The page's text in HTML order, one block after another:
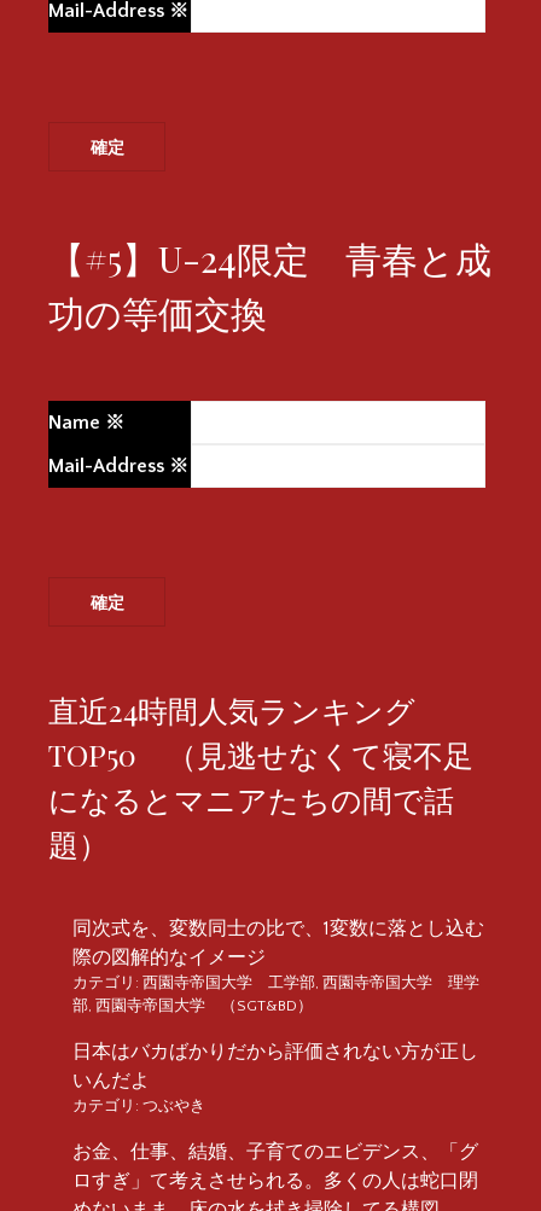
Mail-Address ※
【#5】U-24限定 青春と成
功の等価交換
Name ※
Mail-Address ※
直近24時間人気ランキング
TOP50 （見逃せなくて寝不足
になるとマニアたちの間で話
題）
同次式を、変数同士の比で、1変数に落とし込む
際の図解的なイメージ
カテゴリ: 西園寺帝国大学 工学部, 西園寺帝国大学 理学
部, 西園寺帝国大学 （SGT&BD）
日本はバカばかりだから評価されない方が正し
いんだよ
カテゴリ: つぶやき
お金、仕事、結婚、子育てのエビデンス、「グ
ロすぎ」て考えさせられる。多くの人は蛇口閉